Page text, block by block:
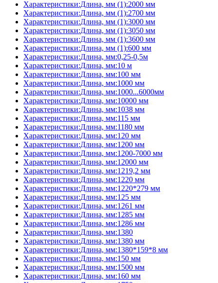
Характеристики:Длина, мм (1):2000 мм
Характеристики:Длина, мм (1):2700 мм
Характеристики:Длина, мм (1):3000 мм
Характеристики:Длина, мм (1):3050 мм
Характеристики:Длина, мм (1):3600 мм
Характеристики:Длина, мм (1):600 мм
Характеристики:Длина, мм:0,25-0,5м
Характеристики:Длина, мм:10 м
Характеристики:Длина, мм:100 мм
Характеристики:Длина, мм:1000 мм
Характеристики:Длина, мм:1000...6000мм
Характеристики:Длина, мм:10000 мм
Характеристики:Длина, мм:1038 мм
Характеристики:Длина, мм:115 мм
Характеристики:Длина, мм:1180 мм
Характеристики:Длина, мм:120 мм
Характеристики:Длина, мм:1200 мм
Характеристики:Длина, мм:1200-7000 мм
Характеристики:Длина, мм:12000 мм
Характеристики:Длина, мм:1219,2 мм
Характеристики:Длина, мм:1220 мм
Характеристики:Длина, мм:1220*279 мм
Характеристики:Длина, мм:125 мм
Характеристики:Длина, мм:1261 мм
Характеристики:Длина, мм:1285 мм
Характеристики:Длина, мм:1286 мм
Характеристики:Длина, мм:1380
Характеристики:Длина, мм:1380 мм
Характеристики:Длина, мм:1380*159*8 мм
Характеристики:Длина, мм:150 мм
Характеристики:Длина, мм:1500 мм
Характеристики:Длина, мм:160 мм